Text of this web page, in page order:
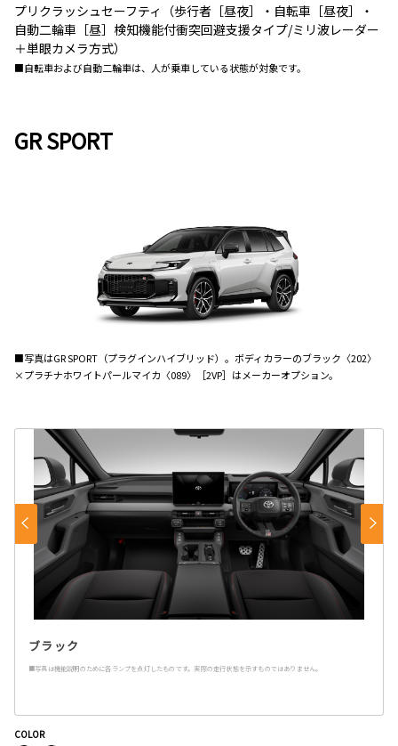
プリクラッシュセーフティ（歩行者［昼夜］・自転車［昼夜］・
自動二輪車［昼］検知機能付衝突回避支援タイプ/ミリ波レーダー
＋単眼カメラ方式）
■自転車および自動二輪車は、人が乗車している状態が対象です。
GR SPORT
■写真はGR SPORT（プラグインハイブリッド）。ボディカラーのブラック〈202〉
×プラチナホワイトパールマイカ〈089〉［2VP］はメーカーオプション。
ブラック
■写真は機能説明のために各ランプを点灯したものです。実際の走行状態を示すものではありません。
COLOR